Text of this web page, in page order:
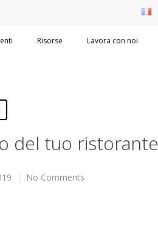
Risorse Lavora con noi
del tuo ristorante
No Comments